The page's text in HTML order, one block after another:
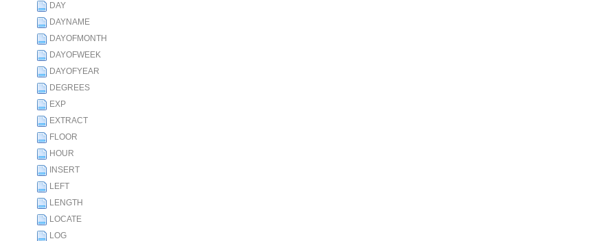
DAY
DAYNAME
DAYOFMONTH
DAYOFWEEK
DAYOFYEAR
DEGREES
EXP
EXTRACT
FLOOR
HOUR
INSERT
LEFT
LENGTH
LOCATE
LOG